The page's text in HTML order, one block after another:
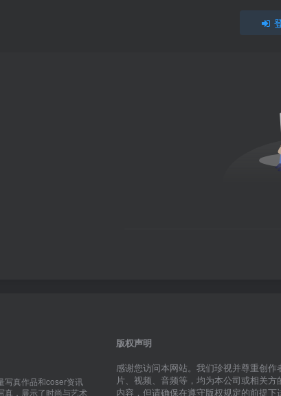
写真作品和coser资讯
真，展示了时尚与艺术
版权声明
感谢您访问本网站。我们珍视并尊重创
片、视频、音频等，均为本公司或相关
内容，但请确保在遵守版权规定的前提下